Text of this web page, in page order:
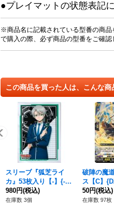
●プレイマットの状態表記
※商品名に記載されている型番の商
で購入の際、必ず商品の型番をご確認
この商品を買った人は、こんな
スリーブ『狐芝ライ
カ』53枚入り【-】{-}
《サプライ》
980円(税込)
在庫数 3個
破陣の魔
ス【C】
2}《ケテ
アリ》
50円(税込)
在庫数 97枚